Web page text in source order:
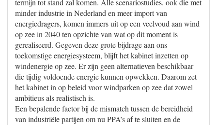
termijn tot stand zal komen. Alle scenariostudies, ook die met
minder industrie in Nederland en meer import van
energiedragers, komen immers uit op een veelvoud aan wind
op zee in 2040 ten opzichte van wat op dit moment is
gerealiseerd. Gegeven deze grote bijdrage aan ons
toekomstige energiesysteem, blijft het kabinet inzetten op
windenergie op zee. Er zijn geen alternatieven beschikbaar
die tijdig voldoende energie kunnen opwekken. Daarom zet
het kabinet in op beleid voor windparken op zee dat zowel
ambitieus als realistisch is.
Een bepalende factor bij de mismatch tussen de bereidheid
van industriële partijen om nu PPA’s af te sluiten en de